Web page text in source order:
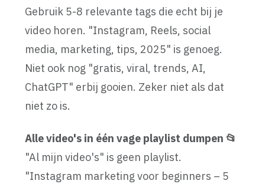
Gebruik 5-8 relevante tags die echt bij je
video horen. "Instagram, Reels, social
media, marketing, tips, 2025" is genoeg.
Niet ook nog "gratis, viral, trends, AI,
ChatGPT" erbij gooien. Zeker niet als dat
niet zo is.
Alle video's in één vage playlist dumpen 📂
"Al mijn video's" is geen playlist.
"Instagram marketing voor beginners – 5